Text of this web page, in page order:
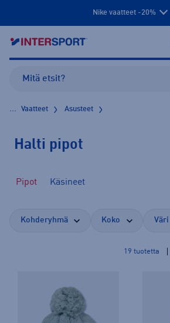
Nike vaatteet -20%
... Vaatteet Asusteet
Halti pipot
Pipot Käsineet
Kohderyhmä Koko Väri
19 tuotetta